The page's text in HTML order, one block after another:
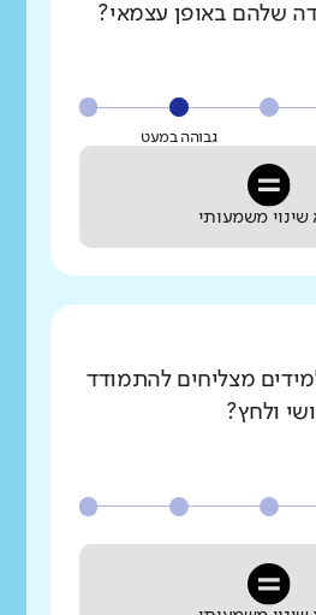
שלהם באופן עצמאי?
גבוהה במעט
שינוי משמעותי
מצליחים להתמודד
ולחץ?